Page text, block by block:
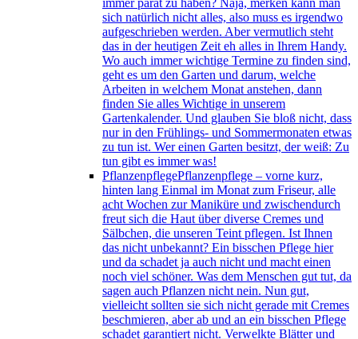
immer parat zu haben? Naja, merken kann man
sich natürlich nicht alles, also muss es irgendwo
aufgeschrieben werden. Aber vermutlich steht
das in der heutigen Zeit eh alles in Ihrem Handy.
Wo auch immer wichtige Termine zu finden sind,
geht es um den Garten und darum, welche
Arbeiten in welchem Monat anstehen, dann
finden Sie alles Wichtige in unserem
Gartenkalender. Und glauben Sie bloß nicht, dass
nur in den Frühlings- und Sommermonaten etwas
zu tun ist. Wer einen Garten besitzt, der weiß: Zu
tun gibt es immer was!
PflanzenpflegePflanzenpflege – vorne kurz,
hinten lang Einmal im Monat zum Friseur, alle
acht Wochen zur Maniküre und zwischendurch
freut sich die Haut über diverse Cremes und
Sälbchen, die unseren Teint pflegen. Ist Ihnen
das nicht unbekannt? Ein bisschen Pflege hier
und da schadet ja auch nicht und macht einen
noch viel schöner. Was dem Menschen gut tut, da
sagen auch Pflanzen nicht nein. Nun gut,
vielleicht sollten sie sich nicht gerade mit Cremes
beschmieren, aber ab und an ein bisschen Pflege
schadet garantiert nicht. Verwelkte Blätter und